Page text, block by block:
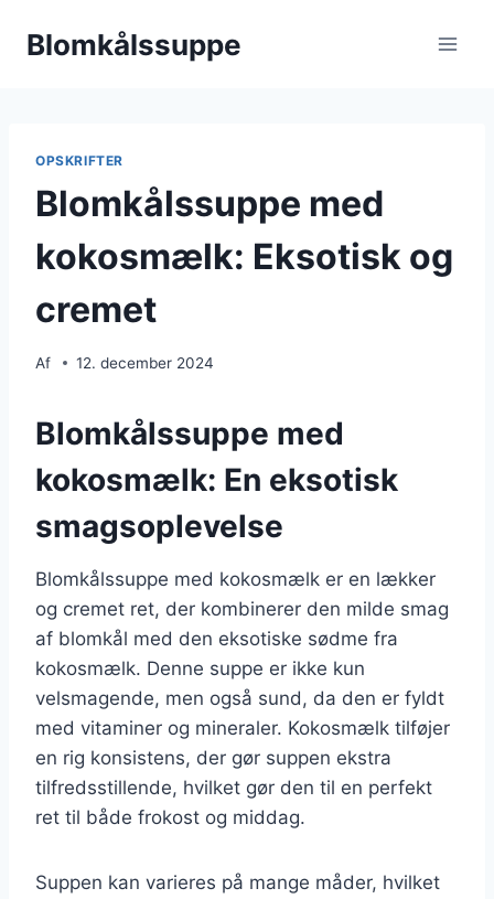
Blomkålssuppe
OPSKRIFTER
Blomkålssuppe med
kokosmælk: Eksotisk og
cremet
Af 12. december 2024
Blomkålssuppe med
kokosmælk: En eksotisk
smagsoplevelse
Blomkålssuppe med kokosmælk er en lækker
og cremet ret, der kombinerer den milde smag
af blomkål med den eksotiske sødme fra
kokosmælk. Denne suppe er ikke kun
velsmagende, men også sund, da den er fyldt
med vitaminer og mineraler. Kokosmælk tilføjer
en rig konsistens, der gør suppen ekstra
tilfredsstillende, hvilket gør den til en perfekt
ret til både frokost og middag.
Suppen kan varieres på mange måder, hvilket